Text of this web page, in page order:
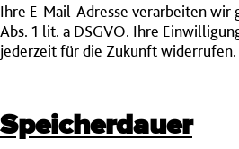
Ihre E-Mail-Adresse verarbeiten wir
Abs. 1 lit. a DSGVO. Ihre
jederzeit für die Zukunft widerrufen.
Speicherdauer